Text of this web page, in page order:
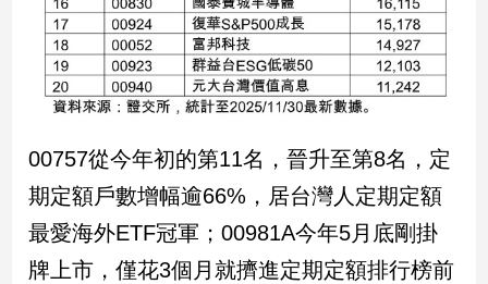
食
座/
費
健
康/
親
子/
00757從今年初的第11名，晉升至第8名，定
期定額戶數增幅逾66%，居台灣人定期定額
最愛海外ETF冠軍；00981A今年5月底剛掛
牌上市，僅花3個月就擠進定期定額排行榜前